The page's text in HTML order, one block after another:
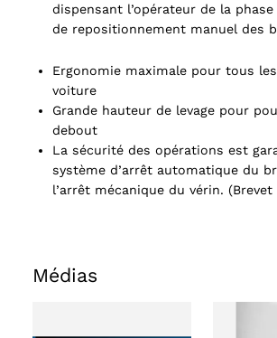
dispensant l’opérateur de la
de repositionnement manuel des
Ergonomie maximale pour tous
voiture
Grande hauteur de levage pour
debout
La sécurité des opérations est
système d’arrêt automatique du
l’arrêt mécanique du vérin.
Médias